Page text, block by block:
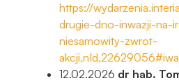
https://
drugie-dno-inwazji-na-
niesamowity-zwrot-
12.02.2026 dr hab.